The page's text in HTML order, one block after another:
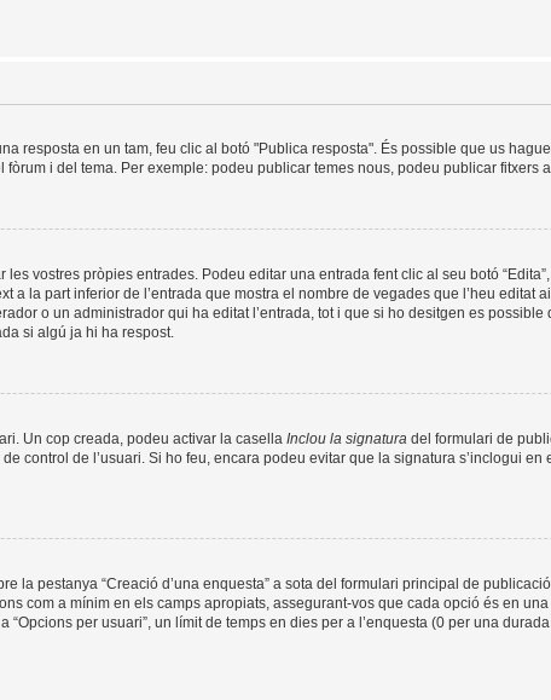
resposta en un tam, feu clic al botó "Publica resposta". És possible que us
i del tema. Per exemple: podeu publicar temes nous, podeu publicar fitxers
vostres pròpies entrades. Podeu editar una entrada fent clic al seu botó
a la part inferior de l’entrada que mostra el nombre de vegades que l’heu editat
o un administrador qui ha editat l’entrada, tot i que si ho desitgen es
si algú ja hi ha respost.
Un cop creada, podeu activar la casella Inclou la signatura del formulari de
control de l’usuari. Si ho feu, encara podeu evitar que la signatura s’inclogui
la pestanya “Creació d’una enquesta” a sota del formulari principal de
com a mínim en els camps apropiats, assegurant-vos que cada opció és en
per usuari”, un límit de temps en dies per a l’enquesta (0 per una